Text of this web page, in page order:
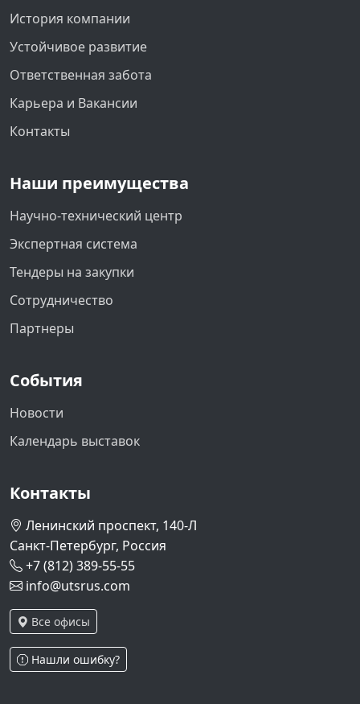
История компании
Устойчивое развитие
Ответственная забота
Карьера и Вакансии
Контакты
Наши преимущества
Научно-технический центр
Экспертная система
Тендеры на закупки
Сотрудничество
Партнеры
События
Новости
Календарь выставок
Контакты
Ленинский проспект, 140-Л
Санкт-Петербург, Россия
+7 (812) 389-55-55
info@utsrus.com
Все офисы
Нашли ошибку?